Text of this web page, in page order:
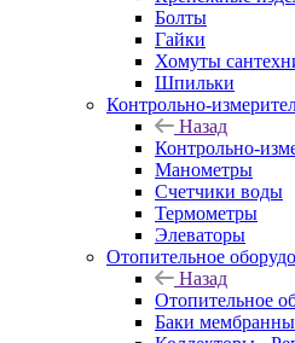
Болты
Гайки
Хомуты
Шпильки
Контрольно-
Назад
Контрольно-
Манометры
Счетчики воды
Термометры
Элеваторы
Отопительное
Назад
Отопительное
Баки